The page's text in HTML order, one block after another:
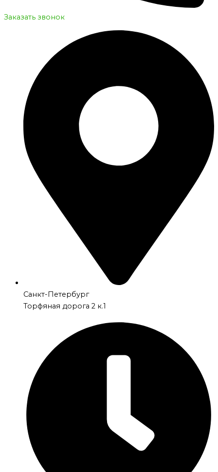
Заказать звонок
Санкт-Петербург
Торфяная дорога 2 к.1